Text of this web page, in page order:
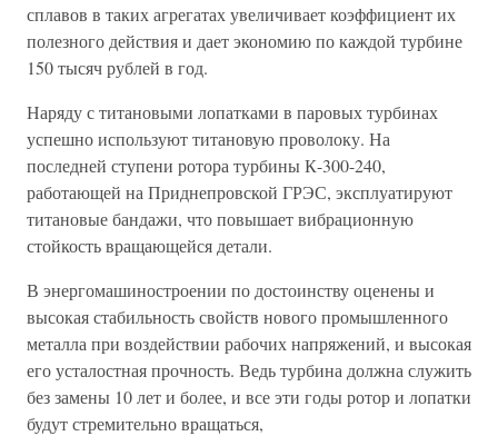
сплавов в таких агрегатах увеличивает коэффициент их
полезного действия и дает экономию по каждой турбине
150 тысяч рублей в год.
Наряду с титановыми лопатками в паровых турбинах
успешно используют титановую проволоку. На
последней ступени ротора турбины К-300-240,
работающей на Приднепровской ГРЭС, эксплуатируют
титановые бандажи, что повышает вибрационную
стойкость вращающейся детали.
В энергомашиностроении по достоинству оценены и
высокая стабильность свойств нового промышленного
металла при воздействии рабочих напряжений, и высокая
его усталостная прочность. Ведь турбина должна служить
без замены 10 лет и более, и все эти годы ротор и лопатки
будут стремительно вращаться,